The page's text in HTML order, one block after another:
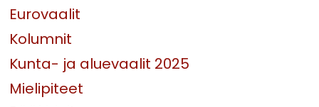
Eurovaalit
Kolumnit
Kunta- ja aluevaalit 2025
Mielipiteet